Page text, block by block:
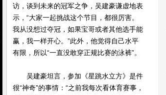
访，谈到未来的冠军之争，吴建豪谦虚地表
示，“大家一起挑战这个节目，都很厉害。
我从没想过夺冠，如果宝哥或者其他选手能
赢，我一样开心。”此外，他觉得自己水平
有限，所以“一直没敢穿正规比赛的泳裤”。
吴建豪坦言，参加《星跳水立方》是件
很“神奇”的事情：“之前我每次看体育赛事，